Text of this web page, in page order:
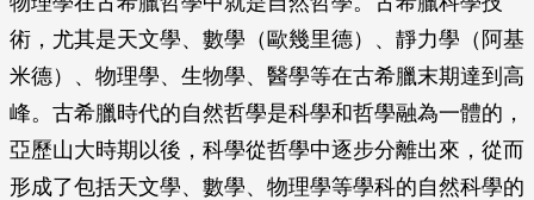
術，尤其是天文學、數學（歐幾里德）、靜力學（阿基
米德）、物理學、生物學、醫學等在古希臘末期達到高
峰。古希臘時代的自然哲學是科學和哲學融為一體的，
亞歷山大時期以後，科學從哲學中逐步分離出來，從而
形成了包括天文學、數學、物理學等學科的自然科學的